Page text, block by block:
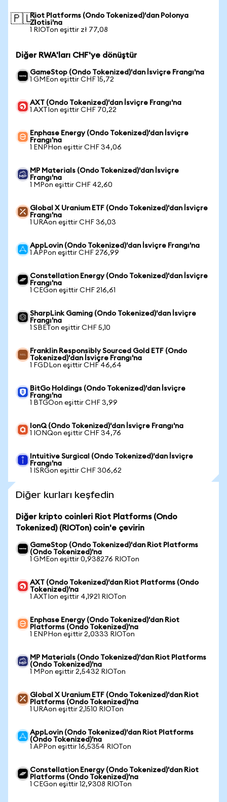
🇵🇱Riot Platforms (Ondo Tokenized)'dan Polonya
Zlotisi'na
1 RIOTon eşittir zł 77,08
Diğer RWA'ları CHF'ye dönüştür
GameStop (Ondo Tokenized)'dan İsviçre Frangı'na
1 GMEon eşittir CHF 15,72
AXT (Ondo Tokenized)'dan İsviçre Frangı'na
1 AXTIon eşittir CHF 70,22
Enphase Energy (Ondo Tokenized)'dan İsviçre
Frangı'na
1 ENPHon eşittir CHF 34,06
MP Materials (Ondo Tokenized)'dan İsviçre
Frangı'na
1 MPon eşittir CHF 42,60
Global X Uranium ETF (Ondo Tokenized)'dan İsviçre
Frangı'na
1 URAon eşittir CHF 36,03
AppLovin (Ondo Tokenized)'dan İsviçre Frangı'na
1 APPon eşittir CHF 276,99
Constellation Energy (Ondo Tokenized)'dan İsviçre
Frangı'na
1 CEGon eşittir CHF 216,61
SharpLink Gaming (Ondo Tokenized)'dan İsviçre
Frangı'na
1 SBETon eşittir CHF 5,10
Franklin Responsibly Sourced Gold ETF (Ondo
Tokenized)'dan İsviçre Frangı'na
1 FGDLon eşittir CHF 46,64
BitGo Holdings (Ondo Tokenized)'dan İsviçre
Frangı'na
1 BTGOon eşittir CHF 3,99
IonQ (Ondo Tokenized)'dan İsviçre Frangı'na
1 IONQon eşittir CHF 34,76
Intuitive Surgical (Ondo Tokenized)'dan İsviçre
Frangı'na
1 ISRGon eşittir CHF 306,62
Diğer kurları keşfedin
Diğer kripto coinleri Riot Platforms (Ondo
Tokenized) (RIOTon) coin'e çevirin
GameStop (Ondo Tokenized)'dan Riot Platforms
(Ondo Tokenized)'na
1 GMEon eşittir 0,938276 RIOTon
AXT (Ondo Tokenized)'dan Riot Platforms (Ondo
Tokenized)'na
1 AXTIon eşittir 4,1921 RIOTon
Enphase Energy (Ondo Tokenized)'dan Riot
Platforms (Ondo Tokenized)'na
1 ENPHon eşittir 2,0333 RIOTon
MP Materials (Ondo Tokenized)'dan Riot Platforms
(Ondo Tokenized)'na
1 MPon eşittir 2,5432 RIOTon
Global X Uranium ETF (Ondo Tokenized)'dan Riot
Platforms (Ondo Tokenized)'na
1 URAon eşittir 2,1510 RIOTon
AppLovin (Ondo Tokenized)'dan Riot Platforms
(Ondo Tokenized)'na
1 APPon eşittir 16,5354 RIOTon
Constellation Energy (Ondo Tokenized)'dan Riot
Platforms (Ondo Tokenized)'na
1 CEGon eşittir 12,9308 RIOTon